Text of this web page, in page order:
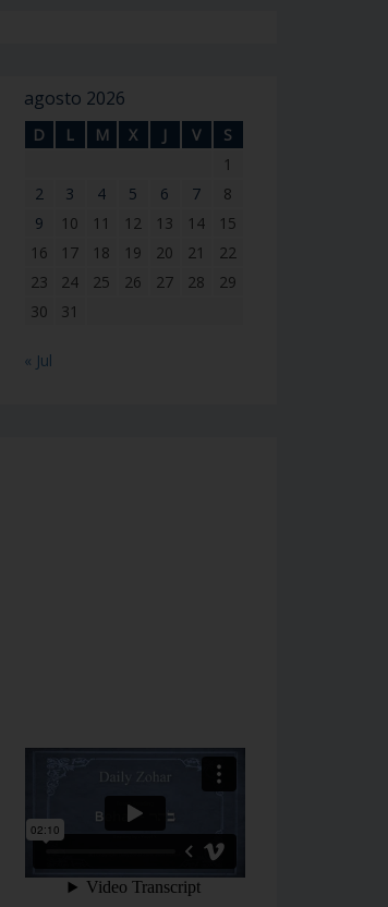
agosto 2026
D L M X J V
S
1
2
3 4 5 6 7
8
9
10 11 12 13 14
15
16
17 18 19 20 21
22
23
24 25 26 27 28
29
30
31
« Jul